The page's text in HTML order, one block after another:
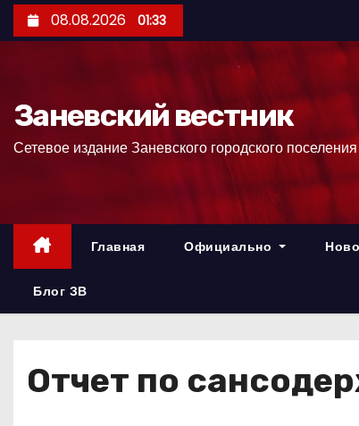
е
р
08.08.2026 01:33
Заневский вестник
Сетевое издание Заневского городского поселения
Главная Официально
Блог ЗВ
Отчет по